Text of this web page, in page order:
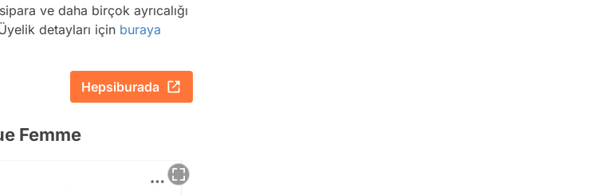
ve daha birçok ayrıcalığı
detayları için buraya
Hepsiburada
Femme